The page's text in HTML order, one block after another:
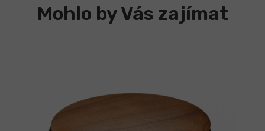
Mohlo by Vás zajímat